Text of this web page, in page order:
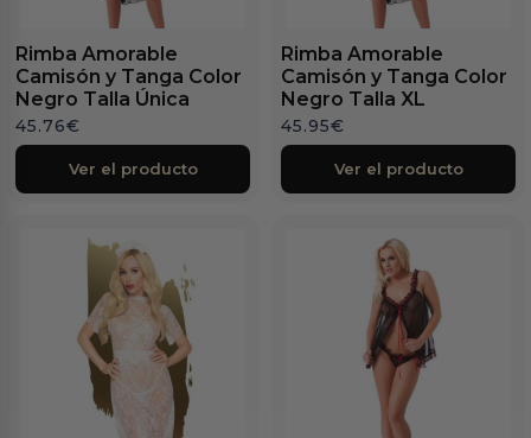
Rimba Amorable
Camisón y Tanga Color
Negro Talla Única
45.76€
Ver el producto
Rimba Amorable
Camisón y Tanga Color
Negro Talla XL
45.95€
Ver el producto